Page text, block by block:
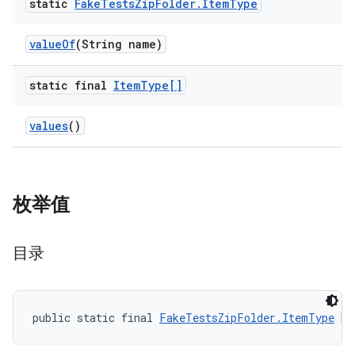
static FakeTestsZipFolder. ItemType
valueOf(String name)
static final ItemType[]
values()
枚举值
目录
public static final FakeTestsZipFolder.ItemType